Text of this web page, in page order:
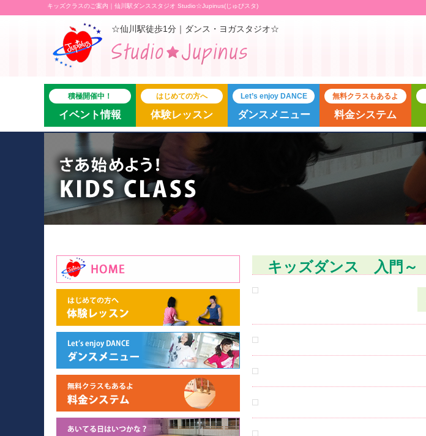
キッズクラスのご案内｜仙川駅ダンススタジオ Studio☆Jupinus(じゅぴスタ)
☆仙川駅徒歩1分｜ダンス・ヨガスタジオ☆
積極開催中！
イベント情報
はじめての方へ
体験レッスン
Let’s enjoy DANCE
ダンスメニュー
無料クラスもあるよ
料金システム
キッズダンス 入門～